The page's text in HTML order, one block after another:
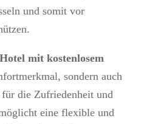
und somit vor
Hotel mit kostenlosem
sondern auch
die Zufriedenheit und
eine flexible und